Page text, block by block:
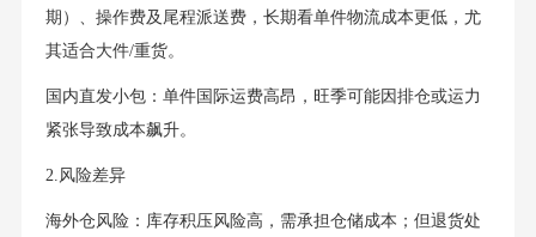
期）、操作费及尾程派送费，长期看单件物流成本更低，尤
其适合大件/重货。
国内直发小包：单件国际运费高昂，旺季可能因排仓或运力
紧张导致成本飙升。
2.风险差异
海外仓风险：库存积压风险高，需承担仓储成本；但退货处